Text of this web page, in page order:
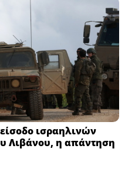
ισραηλινών
Λιβάνου, η απάντηση